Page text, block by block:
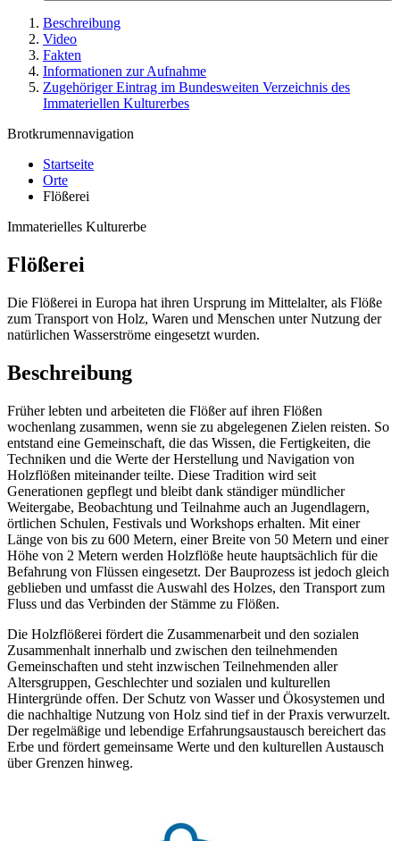
Beschreibung
Video
Fakten
Informationen zur Aufnahme
Zugehöriger Eintrag im Bundesweiten Verzeichnis des
Immateriellen Kulturerbes
Brotkrumennavigation
Startseite
Orte
Flößerei
Immaterielles Kulturerbe
Flößerei
Die Flößerei in Europa hat ihren Ursprung im Mittelalter, als Flöße
zum Transport von Holz, Waren und Menschen unter Nutzung der
natürlichen Wasserströme eingesetzt wurden.
Beschreibung
Früher lebten und arbeiteten die Flößer auf ihren Flößen
wochenlang zusammen, wenn sie zu abgelegenen Zielen reisten. So
entstand eine Gemeinschaft, die das Wissen, die Fertigkeiten, die
Techniken und die Werte der Herstellung und Navigation von
Holzflößen miteinander teilte. Diese Tradition wird seit
Generationen gepflegt und bleibt dank ständiger mündlicher
Weitergabe, Beobachtung und Teilnahme auch an Jugendlagern,
örtlichen Schulen, Festivals und Workshops erhalten. Mit einer
Länge von bis zu 600 Metern, einer Breite von 50 Metern und einer
Höhe von 2 Metern werden Holzflöße heute hauptsächlich für die
Befahrung von Flüssen eingesetzt. Der Bauprozess ist jedoch gleich
geblieben und umfasst die Auswahl des Holzes, den Transport zum
Fluss und das Verbinden der Stämme zu Flößen.
Die Holzflößerei fördert die Zusammenarbeit und den sozialen
Zusammenhalt innerhalb und zwischen den teilnehmenden
Gemeinschaften und steht inzwischen Teilnehmenden aller
Altersgruppen, Geschlechter und sozialen und kulturellen
Hintergründe offen. Der Schutz von Wasser und Ökosystemen und
die nachhaltige Nutzung von Holz sind tief in der Praxis verwurzelt.
Der regelmäßige und lebendige Erfahrungsaustausch bereichert das
Erbe und fördert gemeinsame Werte und den kulturellen Austausch
über Grenzen hinweg.